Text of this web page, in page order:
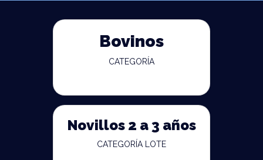
Bovinos
CATEGORÍA
Novillos 2 a 3 años
CATEGORÍA LOTE